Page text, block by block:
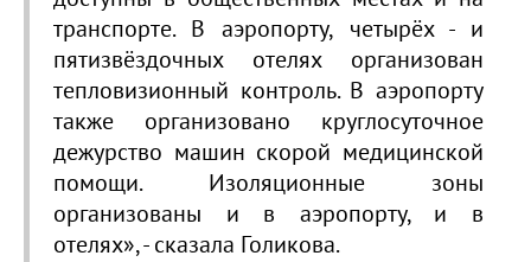
транспорте. В аэропорту, четырёх - и
пятизвёздочных отелях организован
тепловизионный контроль. В аэропорту
также организовано круглосуточное
дежурство машин скорой медицинской
помощи. Изоляционные зоны
организованы и в аэропорту, и в
отелях», - сказала Голикова.